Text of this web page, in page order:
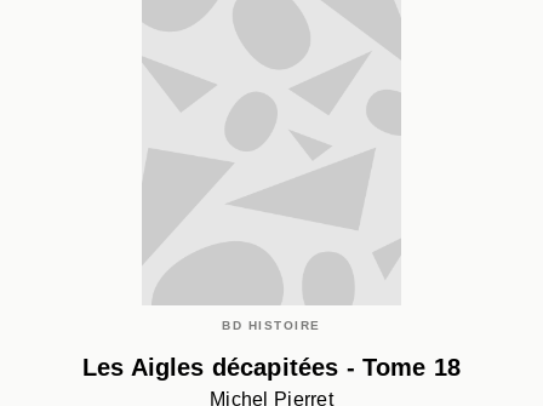
BD HISTOIRE
Les Aigles décapitées - Tome 18
Michel Pierret